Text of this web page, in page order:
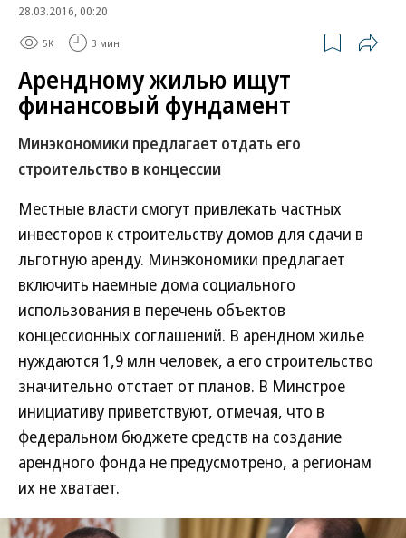
28.03.2016, 00:20
5K 3 мин.
Арендному жилью ищут
финансовый фундамент
Минэкономики предлагает отдать его
строительство в концессии
Местные власти смогут привлекать частных
инвесторов к строительству домов для сдачи в
льготную аренду. Минэкономики предлагает
включить наемные дома социального
использования в перечень объектов
концессионных соглашений. В арендном жилье
нуждаются 1,9 млн человек, а его строительство
значительно отстает от планов. В Минстрое
инициативу приветствуют, отмечая, что в
федеральном бюджете средств на создание
арендного фонда не предусмотрено, а регионам
их не хватает.